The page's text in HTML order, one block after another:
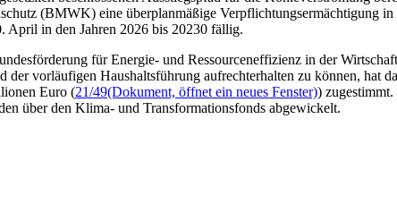
(BMWK) eine überplanmäßige Verpflichtungsermächtigung
in den Jahren 2026 bis 20230 fällig.
für Energie- und Ressourceneffizienz in der
der vorläufigen Haushaltsführung aufrechterhalten zu können, hat
Euro (21/49(Dokument, öffnet ein neues Fenster))
über den Klima- und Transformationsfonds abgewickelt.